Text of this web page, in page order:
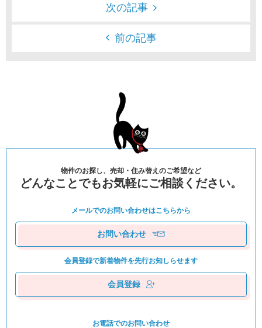
次の記事
前の記事
物件のお探し、売却・住み替えのご希望など
どんなことでもお気軽にご相談ください。
メールでのお問い合わせはこちらから
お問い合わせ
会員登録で新着物件を先⾏お知しらせます
会員登録
お電話でのお問い合わせ